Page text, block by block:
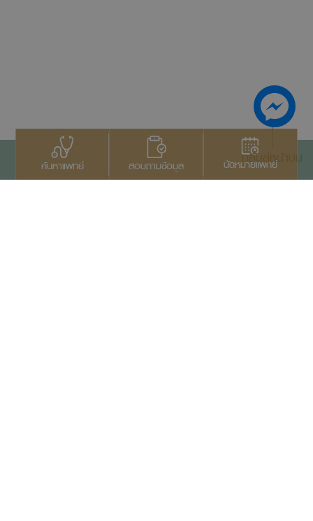
ค้นหาแพทย์ สอบถามข้อมูล นัดหมายแพทย์
กลับสู่หน้าบน